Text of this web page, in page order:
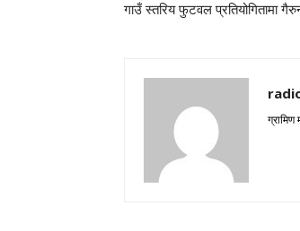
गाउँ स्तरिय फुटवल प्रतियोगितामा